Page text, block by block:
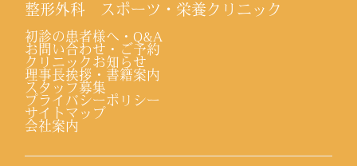
整形外科 スポーツ・栄養クリニック
初診の患者様へ・Q&A
お問い合わせ・ご予約
クリニックお知らせ
理事長挨拶・書籍案内
スタッフ募集
プライバシーポリシー
サイトマップ
会社案内